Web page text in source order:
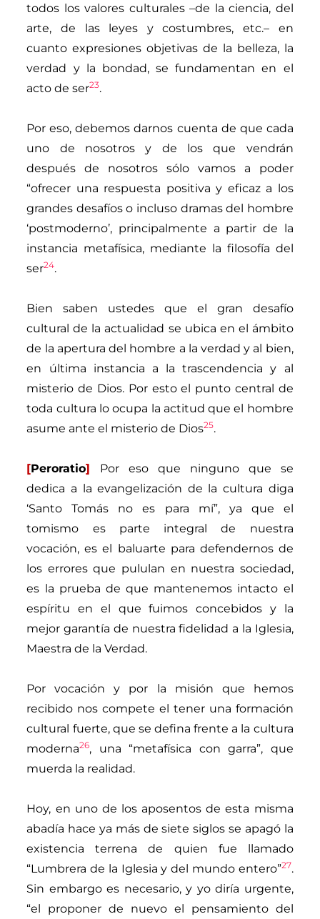
todos los valores culturales –de la ciencia, del
arte, de las leyes y costumbres, etc.– en
cuanto expresiones objetivas de la belleza, la
verdad y la bondad, se fundamentan en el
acto de ser23.
Por eso, debemos darnos cuenta de que cada
uno de nosotros y de los que vendrán
después de nosotros sólo vamos a poder
“ofrecer una respuesta positiva y eficaz a los
grandes desafíos o incluso dramas del hombre
‘postmoderno’, principalmente a partir de la
instancia metafísica, mediante la filosofía del
ser24.
Bien saben ustedes que el gran desafío
cultural de la actualidad se ubica en el ámbito
de la apertura del hombre a la verdad y al bien,
en última instancia a la trascendencia y al
misterio de Dios. Por esto el punto central de
toda cultura lo ocupa la actitud que el hombre
asume ante el misterio de Dios25.
[Peroratio]
Por eso que ninguno que se
dedica a la evangelización de la cultura diga
‘Santo Tomás no es para mí”, ya que el
tomismo es parte integral de nuestra
vocación, es el baluarte para defendernos de
los errores que pululan en nuestra sociedad,
es la prueba de que mantenemos intacto el
espíritu en el que fuimos concebidos y la
mejor garantía de nuestra fidelidad a la Iglesia,
Maestra de la Verdad.
Por vocación y por la misión que hemos
recibido nos compete el tener una formación
cultural fuerte, que se defina frente a la cultura
moderna26, una “metafísica con garra”, que
muerda la realidad.
Hoy, en uno de los aposentos de esta misma
abadía hace ya más de siete siglos se apagó la
existencia terrena de quien fue llamado
“Lumbrera de la Iglesia y del mundo entero”27.
Sin embargo es necesario, y yo diría urgente,
“el proponer de nuevo el pensamiento del